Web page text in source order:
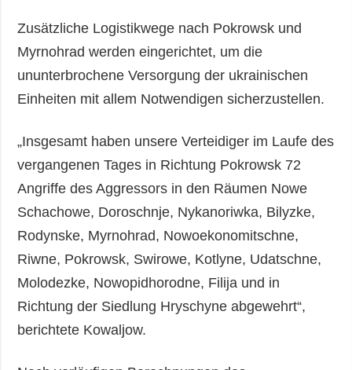
Zusätzliche Logistikwege nach Pokrowsk und
Myrnohrad werden eingerichtet, um die
ununterbrochene Versorgung der ukrainischen
Einheiten mit allem Notwendigen sicherzustellen.
„Insgesamt haben unsere Verteidiger im Laufe des
vergangenen Tages in Richtung Pokrowsk 72
Angriffe des Aggressors in den Räumen Nowe
Schachowe, Doroschnje, Nykanoriwka, Bilyzke,
Rodynske, Myrnohrad, Nowoekonomitschne,
Riwne, Pokrowsk, Swirowe, Kotlyne, Udatschne,
Molodezke, Nowopidhorodne, Filija und in
Richtung der Siedlung Hryschyne abgewehrt“,
berichtete Kowaljow.